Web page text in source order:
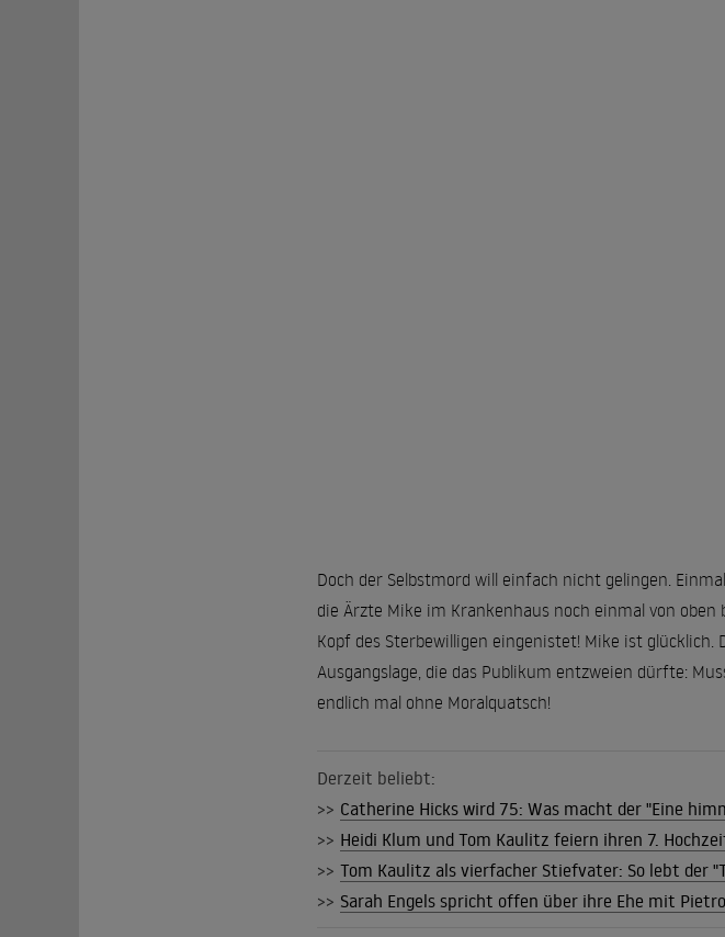
Doch der Selbstmord will einfach nicht gelingen.
die Ärzte Mike im Krankenhaus noch einmal von
Kopf des Sterbewilligen eingenistet! Mike ist
Ausgangslage, die das Publikum entzweien dürfte:
endlich mal ohne Moralquatsch!
Derzeit beliebt:
>> Catherine Hicks wird 75: Was macht der "Eine
>> Heidi Klum und Tom Kaulitz feiern ihren 7.
>> Tom Kaulitz als vierfacher Stiefvater: So lebt der
>> Sarah Engels spricht offen über ihre Ehe mit